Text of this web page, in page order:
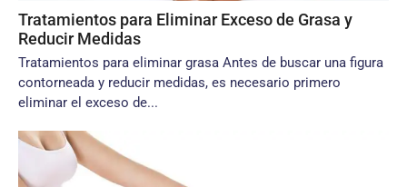
Tratamientos para Eliminar Exceso de Grasa y
Reducir Medidas
Tratamientos para eliminar grasa Antes de buscar una figura
contorneada y reducir medidas, es necesario primero
eliminar el exceso de...